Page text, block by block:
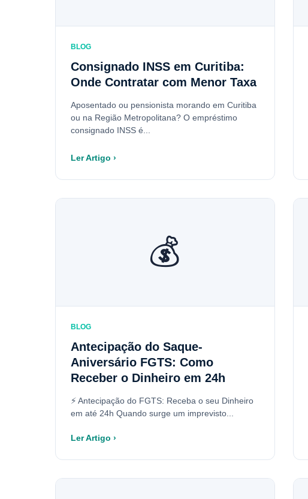
BLOG
Consignado INSS em Curitiba:
Onde Contratar com Menor Taxa
Aposentado ou pensionista morando em Curitiba
ou na Região Metropolitana? O empréstimo
consignado INSS é...
Ler Artigo ›
💰
BLOG
Antecipação do Saque-
Aniversário FGTS: Como
Receber o Dinheiro em 24h
⚡ Antecipação do FGTS: Receba o seu Dinheiro
em até 24h Quando surge um imprevisto...
Ler Artigo ›